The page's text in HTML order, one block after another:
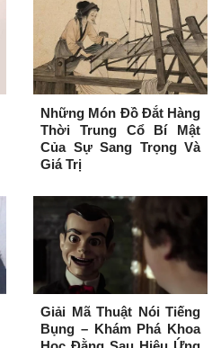
Những Món Đồ Đắt Hàng
Thời Trung Cổ Bí Mật
Của Sự Sang Trọng Và
Giá Trị
Giải Mã Thuật Nói Tiếng
Bụng – Khám Phá Khoa